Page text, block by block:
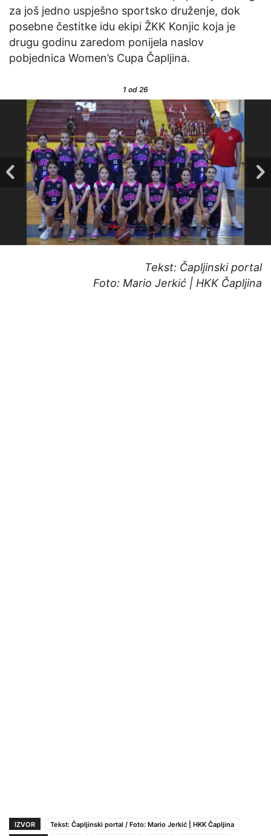
za još jedno uspješno sportsko druženje, dok
posebne čestitke idu ekipi ŽKK Konjic koja je
drugu godinu zaredom ponijela naslov
pobjednica Women’s Cupa Čapljina.
1 od 26
Tekst: Čapljinski portal
Foto: Mario Jerkić | HKK Čapljina
IZVOR
Tekst: Čapljinski portal / Foto: Mario Jerkić | HKK Čapljina